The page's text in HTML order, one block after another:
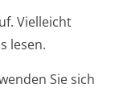
Vielleicht
lesen.
Sie sich